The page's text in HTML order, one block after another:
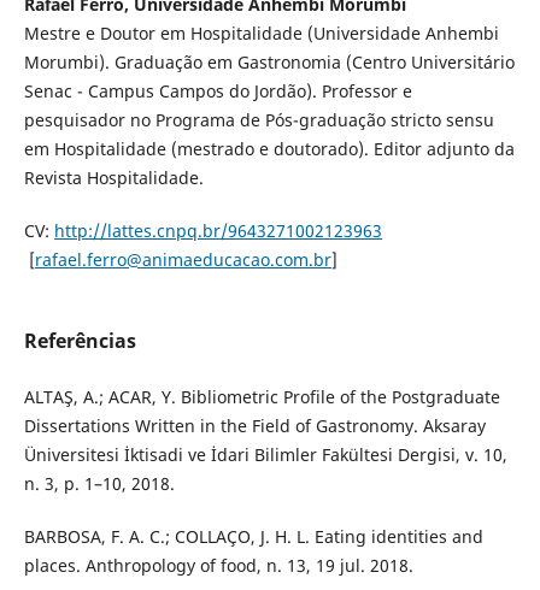
Mestre e Doutor em Hospitalidade (Universidade Anhembi
Morumbi). Graduação em Gastronomia (Centro Universitário
Senac - Campus Campos do Jordão). Professor e
pesquisador no Programa de Pós-graduação stricto sensu
em Hospitalidade (mestrado e doutorado). Editor adjunto da
Revista Hospitalidade.
CV: http://lattes.cnpq.br/9643271002123963
[rafael.ferro@animaeducacao.com.br]
Referências
ALTAŞ, A.; ACAR, Y. Bibliometric Profile of the Postgraduate
Dissertations Written in the Field of Gastronomy. Aksaray
Üniversitesi İktisadi ve İdari Bilimler Fakültesi Dergisi, v. 10,
n. 3, p. 1–10, 2018.
BARBOSA, F. A. C.; COLLAÇO, J. H. L. Eating identities and
places. Anthropology of food, n. 13, 19 jul. 2018.